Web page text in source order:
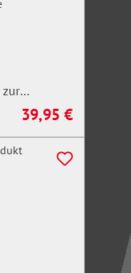
Regulärer Preis:
39,95 €